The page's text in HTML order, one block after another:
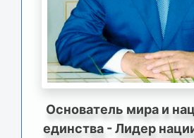
Основатель мира и
единства - Лидер